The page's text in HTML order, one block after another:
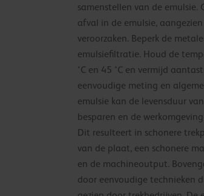
samenstellen van de emulsie.
afval in de emulsie,
veroorzaken. Beperk de
emulsiefiltratie. Houd de
°C en 45 °C en vermijd
eenvoudige meting en
emulsie kan de levensduur
besparen en de
Dit resulteert in schonere
van de plaat, een schonere
en de machineoutput.
door eenvoudige technieken